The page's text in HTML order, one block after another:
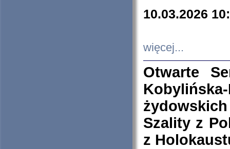
10.03.2026
więcej...
Otwarte
Szality z
z